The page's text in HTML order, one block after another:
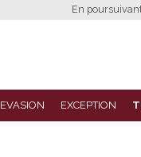
En
EVASION EXCEPTION